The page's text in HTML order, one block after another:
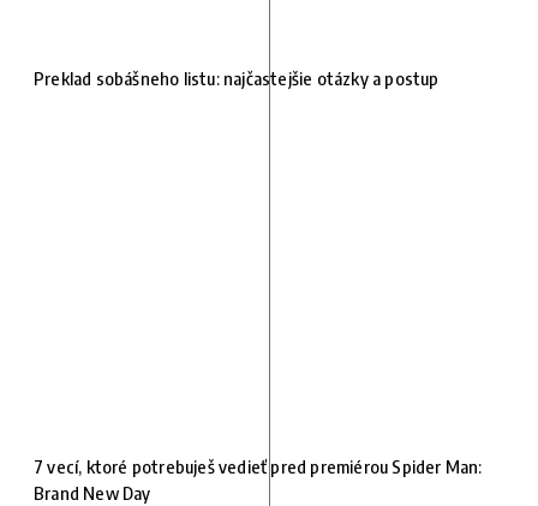
Preklad sobášneho listu: najčastejšie otázky a postup
7 vecí, ktoré potrebuješ vedieť pred premiérou Spider Man:
Brand New Day